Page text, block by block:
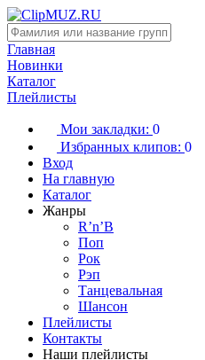
Главная
Новинки
Каталог
Плейлисты
Мои закладки: 0
Избранных клипов: 0
Вход
На главную
Каталог
Жанры
R’n’B
Поп
Рок
Рэп
Танцевальная
Шансон
Плейлисты
Контакты
Наши плейлисты